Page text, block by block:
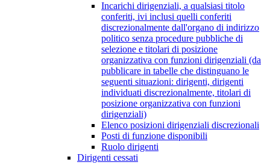
Incarichi dirigenziali, a qualsiasi titolo
conferiti, ivi inclusi quelli conferiti
discrezionalmente dall'organo di indirizzo
politico senza procedure pubbliche di
selezione e titolari di posizione
organizzativa con funzioni dirigenziali (da
pubblicare in tabelle che distinguano le
seguenti situazioni: dirigenti, dirigenti
individuati discrezionalmente, titolari di
posizione organizzativa con funzioni
dirigenziali)
Elenco posizioni dirigenziali discrezionali
Posti di funzione disponibili
Ruolo dirigenti
Dirigenti cessati